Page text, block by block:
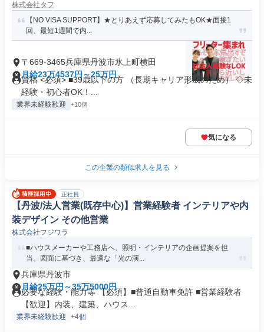
株式会社タフ
【NO VISA SUPPORT】★とりあえず応募してみたもOK★面接1
回、最短1週間で内...
〒669-3465兵庫県丹波市氷上町横田
月給23万4537円～25万円
資格 <必須> ■39歳以下の方 （長期キャリア形成のため） ◇未
経験・初心者OK！...
業界未経験歓迎 +10個
気になる
この企業の類似求人を見る
正社員
【丹波/法人営業(既存中心)】営業経験者 インテリアや内
装デザイン その他営業
株式会社フジワラ
■ハウスメーカーや工務店へ、照明・インテリアの企画提案を担
当。図面に基づき、最適な「光の演...
兵庫県丹波市
月給25万円～35万5000円
必要な経験・能力等 【必須】■普通自動車免許 ■営業経験者
【歓迎】内装、建築、ハウス...
業界未経験歓迎 +4個